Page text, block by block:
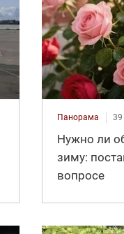
Панорама 39
Нужно ли
зиму:
вопросе